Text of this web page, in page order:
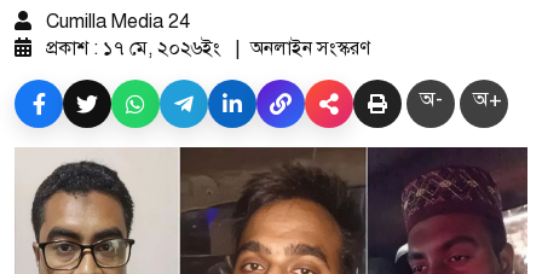
Cumilla Media 24
প্রকাশ : ১৭ মে, ২০২৬ইং
| অনলাইন সংস্করণ
অ- অ+